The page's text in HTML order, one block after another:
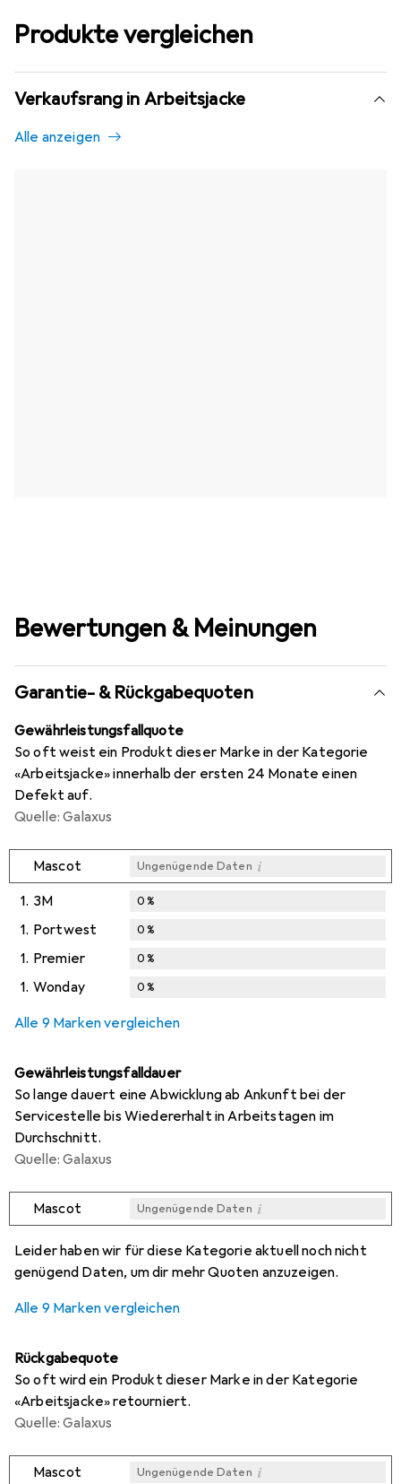
Produkte vergleichen
Verkaufsrang in Arbeitsjacke
Alle anzeigen
Bewertungen & Meinungen
Garantie- & Rückgabequoten
Gewährleistungsfallquote
So oft weist ein Produkt dieser Marke in der Kategorie
«Arbeitsjacke» innerhalb der ersten 24 Monate einen
Defekt auf.
Quelle: Galaxus
Mascot Ungenügende Daten i
1. 3M 0%
1. Portwest 0%
1. Premier 0%
1. Wonday 0%
Alle 9 Marken vergleichen
Gewährleistungsfalldauer
So lange dauert eine Abwicklung ab Ankunft bei der
Servicestelle bis Wiedererhalt in Arbeitstagen im
Durchschnitt.
Quelle: Galaxus
Mascot Ungenügende Daten i
Leider haben wir für diese Kategorie aktuell noch nicht
genügend Daten, um dir mehr Quoten anzuzeigen.
Alle 9 Marken vergleichen
Rückgabequote
So oft wird ein Produkt dieser Marke in der Kategorie
«Arbeitsjacke» retourniert.
Quelle: Galaxus
Mascot Ungenügende Daten i